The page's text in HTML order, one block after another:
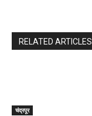
RELATED ARTICLES
चंद्रपूर